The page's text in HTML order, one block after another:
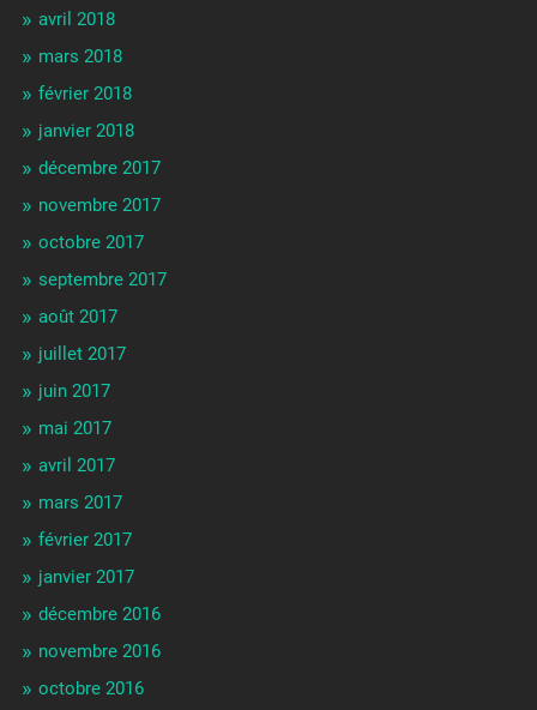
avril 2018
mars 2018
février 2018
janvier 2018
décembre 2017
novembre 2017
octobre 2017
septembre 2017
août 2017
juillet 2017
juin 2017
mai 2017
avril 2017
mars 2017
février 2017
janvier 2017
décembre 2016
novembre 2016
octobre 2016